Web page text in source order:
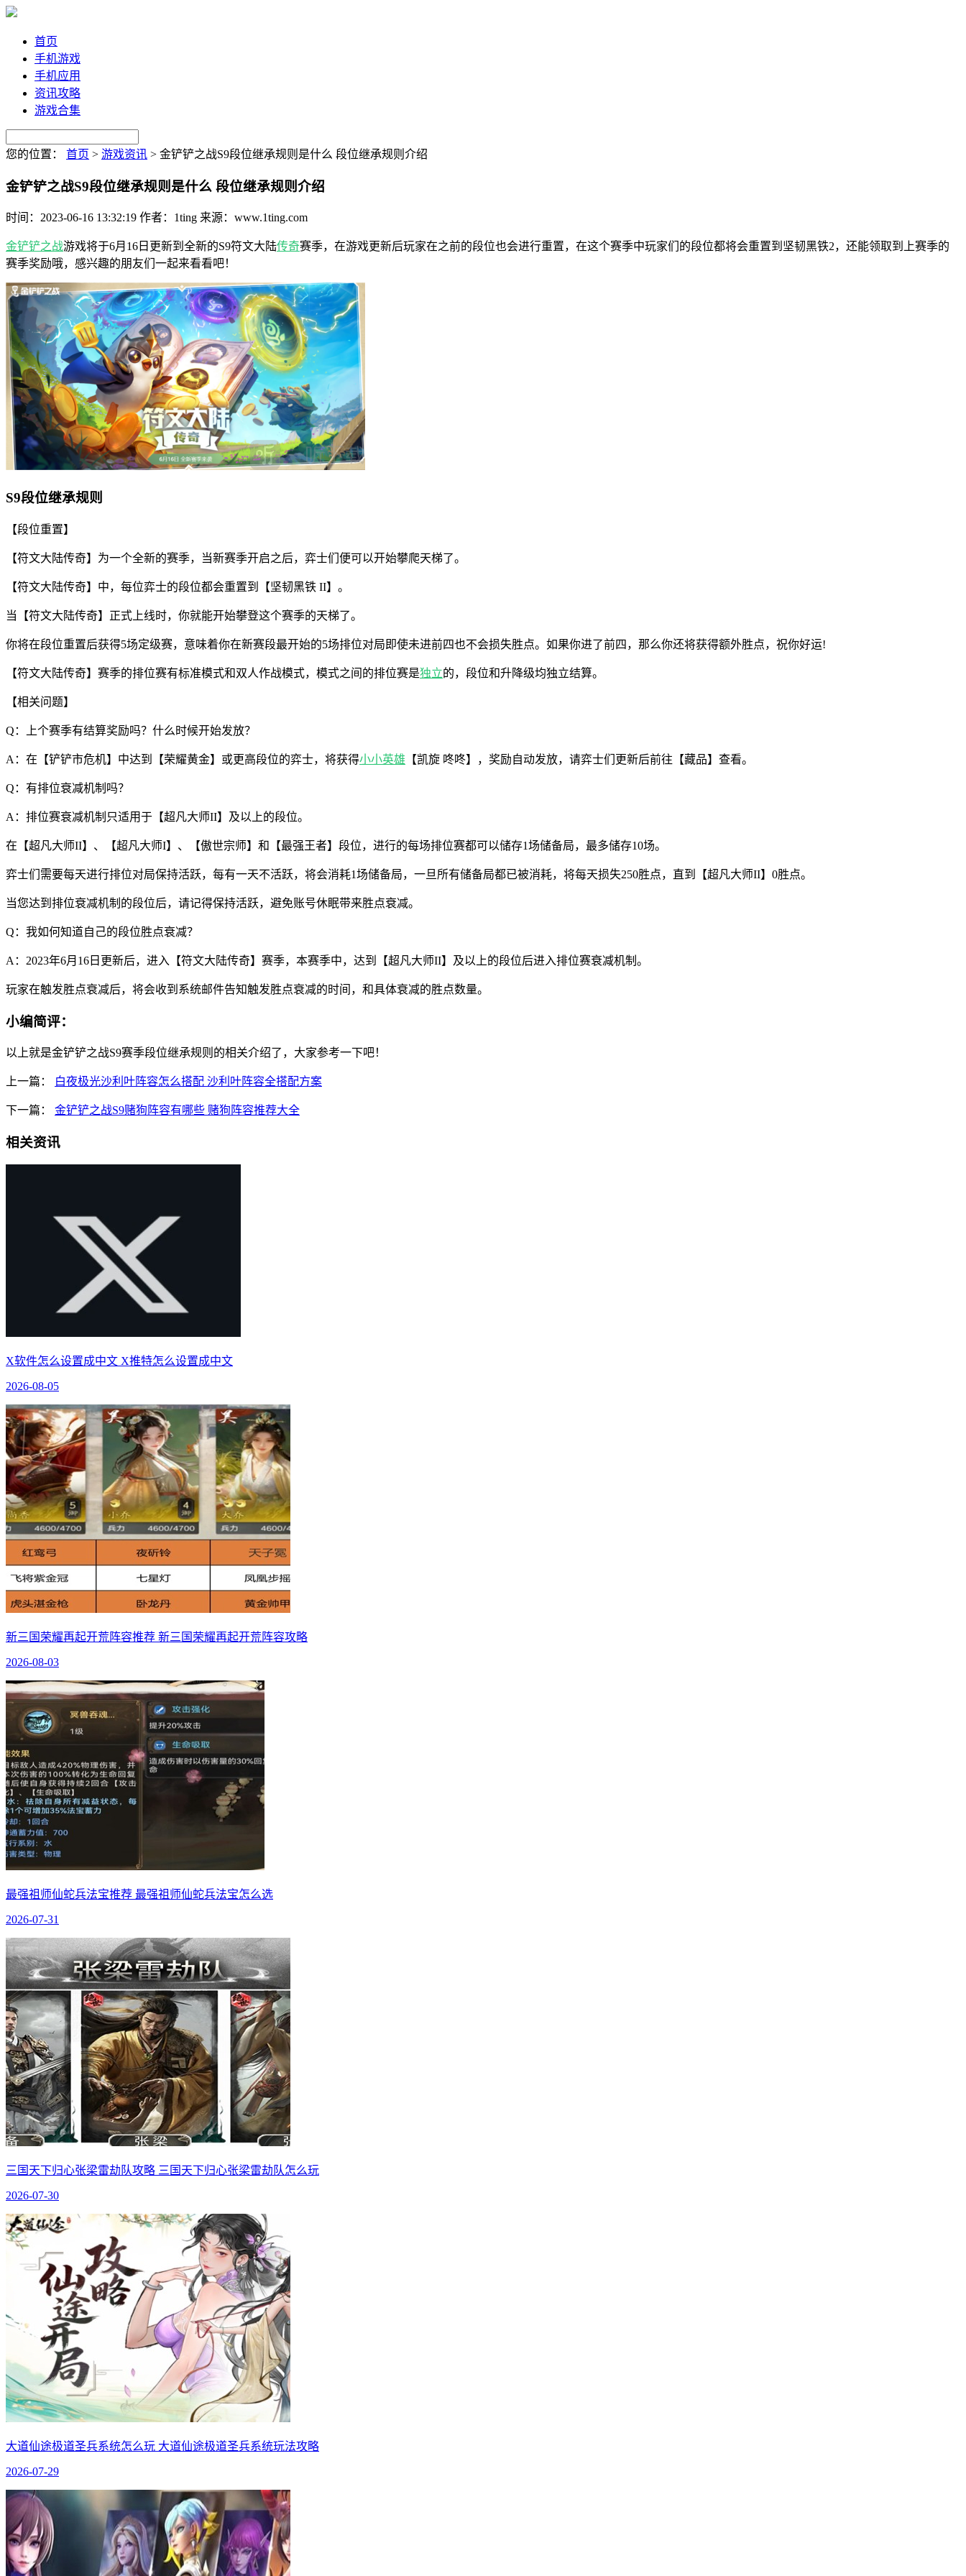
首页
手机游戏
手机应用
资讯攻略
游戏合集
您的位置： 首页 > 游戏资讯 > 金铲铲之战S9段位继承规则是什么 段位继承规则介绍
金铲铲之战S9段位继承规则是什么 段位继承规则介绍
时间：2023-06-16 13:32:19 作者：1ting 来源：www.1ting.com
金铲铲之战游戏将于6月16日更新到全新的S9符文大陆传奇赛季，在游戏更新后玩家在之前的段位也会进行重置，在这个赛季中玩家们的段位都将会重置到坚韧黑铁2，还能领取到上赛季的
赛季奖励哦，感兴趣的朋友们一起来看看吧！
S9段位继承规则
【段位重置】
【符文大陆传奇】为一个全新的赛季，当新赛季开启之后，弈士们便可以开始攀爬天梯了。
【符文大陆传奇】中，每位弈士的段位都会重置到【坚韧黑铁 II】。
当【符文大陆传奇】正式上线时，你就能开始攀登这个赛季的天梯了。
你将在段位重置后获得5场定级赛，意味着你在新赛段最开始的5场排位对局即使未进前四也不会损失胜点。如果你进了前四，那么你还将获得额外胜点，祝你好运!
【符文大陆传奇】赛季的排位赛有标准模式和双人作战模式，模式之间的排位赛是独立的，段位和升降级均独立结算。
【相关问题】
Q：上个赛季有结算奖励吗？什么时候开始发放？
A：在【铲铲市危机】中达到【荣耀黄金】或更高段位的弈士，将获得小小英雄 【凯旋 咚咚】，奖励自动发放，请弈士们更新后前往【藏品】查看。
Q：有排位衰减机制吗？
A：排位赛衰减机制只适用于【超凡大师II】及以上的段位。
在【超凡大师II】、【超凡大师I】、【傲世宗师】和【最强王者】段位，进行的每场排位赛都可以储存1场储备局，最多储存10场。
弈士们需要每天进行排位对局保持活跃，每有一天不活跃，将会消耗1场储备局，一旦所有储备局都已被消耗，将每天损失250胜点，直到【超凡大师II】0胜点。
当您达到排位衰减机制的段位后，请记得保持活跃，避免账号休眠带来胜点衰减。
Q：我如何知道自己的段位胜点衰减？
A：2023年6月16日更新后，进入【符文大陆传奇】赛季，本赛季中，达到【超凡大师II】及以上的段位后进入排位赛衰减机制。
玩家在触发胜点衰减后，将会收到系统邮件告知触发胜点衰减的时间，和具体衰减的胜点数量。
小编简评：
以上就是金铲铲之战S9赛季段位继承规则的相关介绍了，大家参考一下吧！
上一篇： 白夜极光沙利叶阵容怎么搭配 沙利叶阵容全搭配方案
下一篇： 金铲铲之战S9赌狗阵容有哪些 赌狗阵容推荐大全
相关资讯
X软件怎么设置成中文 X推特怎么设置成中文
2026-08-05
新三国荣耀再起开荒阵容推荐 新三国荣耀再起开荒阵容攻略
2026-08-03
最强祖师仙蛇兵法宝推荐 最强祖师仙蛇兵法宝怎么选
2026-07-31
三国天下归心张梁雷劫队攻略 三国天下归心张梁雷劫队怎么玩
2026-07-30
大道仙途极道圣兵系统怎么玩 大道仙途极道圣兵系统玩法攻略
2026-07-29